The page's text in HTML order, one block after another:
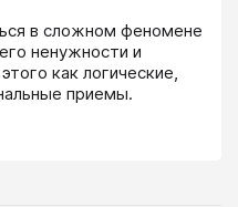
в сложном феномене
ненужности и
как логические,
приемы.